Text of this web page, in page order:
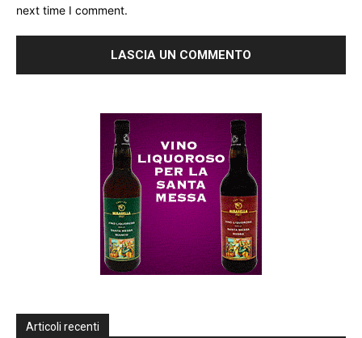
next time I comment.
Articoli recenti